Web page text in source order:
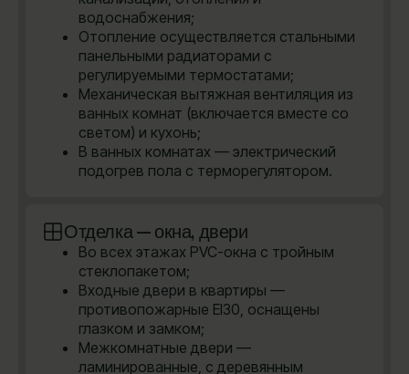
водоснабжения;
Отопление осуществляется стальными
панельными радиаторами с
регулируемыми термостатами;
Механическая вытяжная вентиляция из
ванных комнат (включается вместе со
светом) и кухонь;
В ванных комнатах — электрический
подогрев пола с терморегулятором.
Отделка — окна, двери
Во всех этажах PVC-окна с тройным
стеклопакетом;
Входные двери в квартиры —
противопожарные EI30, оснащены
глазком и замком;
Межкомнатные двери —
ламинированные, с деревянным